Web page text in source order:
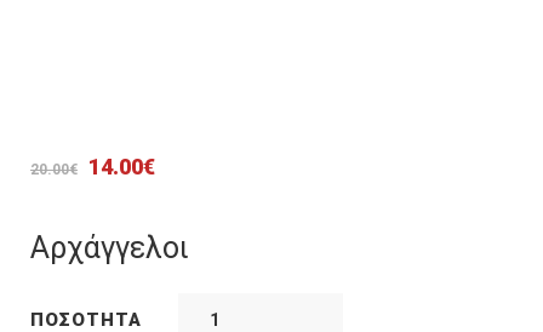
20.00€
Original
was:
20.00€.
14.00€Η
Αρχάγγελοι
ΠΟΣΌΤΗΤΑ